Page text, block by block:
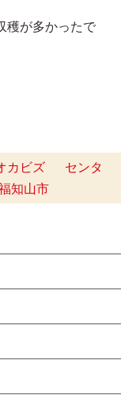
穫が多かったで
カビズ
センタ
知山市